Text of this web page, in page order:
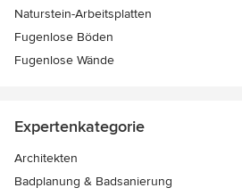
Naturstein-Arbeitsplatten
Fugenlose Böden
Fugenlose Wände
Expertenkategorie
Architekten
Badplanung & Badsanierung